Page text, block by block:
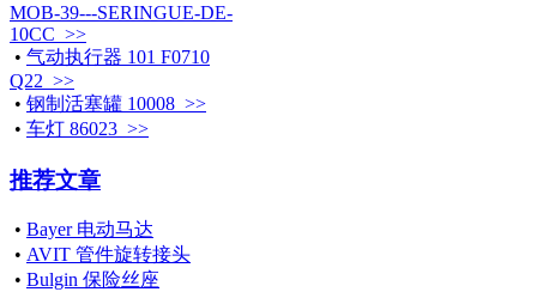
MOB-39---SERINGUE-DE-
10CC >>
• 气动执行器 101 F0710
Q22 >>
• 钢制活塞罐 10008 >>
• 车灯 86023 >>
推荐文章
• Bayer 电动马达
• AVIT 管件旋转接头
• Bulgin 保险丝座